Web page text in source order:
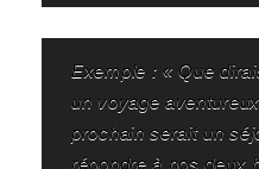
Exemple : « Que
un voyage
prochain serait un
répondre à nos deux